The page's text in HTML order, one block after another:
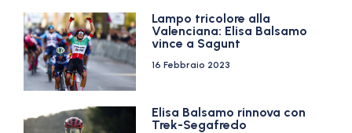
Lampo tricolore alla
Valenciana: Elisa Balsamo
vince a Sagunt
16 Febbraio 2023
Elisa Balsamo rinnova con
Trek-Segafredo